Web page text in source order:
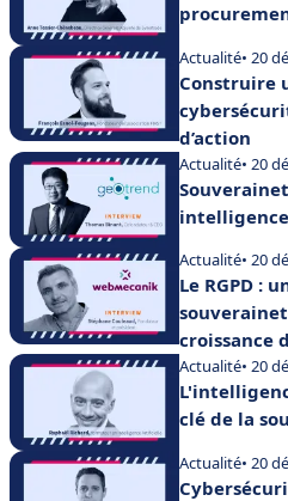
Actualité• 20
Construire
d’action
Actualité• 20
Actualité• 20
Le RGPD :
croissance
Actualité• 20
clé de la
Actualité• 20